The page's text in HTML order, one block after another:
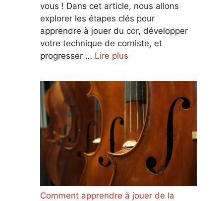
vous ! Dans cet article, nous allons
explorer les étapes clés pour
apprendre à jouer du cor, développer
votre technique de corniste, et
progresser … Lire plus
Comment apprendre à jouer de la